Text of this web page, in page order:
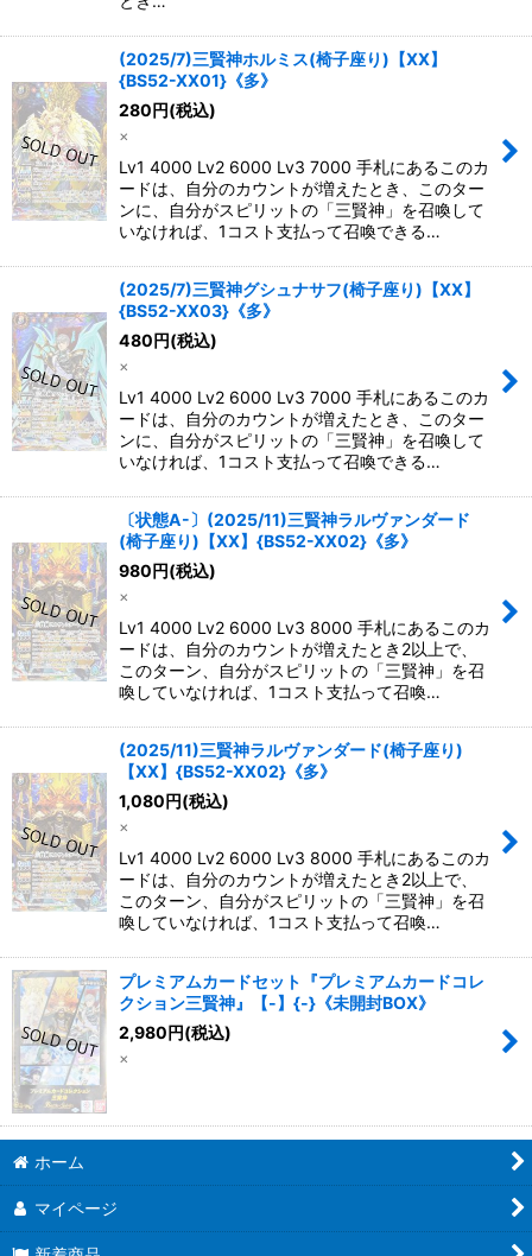
(2025/7)三賢神ホルミス(椅子座り)【XX】
{BS52-XX01}《多》
280円(税込)
×
Lv1 4000 Lv2 6000 Lv3 7000 手札にあるこのカ
ードは、自分のカウントが増えたとき、このター
ンに、自分がスピリットの「三賢神」を召喚して
いなければ、1コスト支払って召喚できる…
(2025/7)三賢神グシュナサフ(椅子座り)【XX】
{BS52-XX03}《多》
480円(税込)
×
Lv1 4000 Lv2 6000 Lv3 7000 手札にあるこのカ
ードは、自分のカウントが増えたとき、このター
ンに、自分がスピリットの「三賢神」を召喚して
いなければ、1コスト支払って召喚できる…
〔状態A-〕(2025/11)三賢神ラルヴァンダード
(椅子座り)【XX】{BS52-XX02}《多》
980円(税込)
×
Lv1 4000 Lv2 6000 Lv3 8000 手札にあるこのカ
ードは、自分のカウントが増えたとき2以上で、
このターン、自分がスピリットの「三賢神」を召
喚していなければ、1コスト支払って召喚…
(2025/11)三賢神ラルヴァンダード(椅子座り)
【XX】{BS52-XX02}《多》
1,080円(税込)
×
Lv1 4000 Lv2 6000 Lv3 8000 手札にあるこのカ
ードは、自分のカウントが増えたとき2以上で、
このターン、自分がスピリットの「三賢神」を召
喚していなければ、1コスト支払って召喚…
プレミアムカードセット『プレミアムカードコレ
クション三賢神』【-】{-}《未開封BOX》
2,980円(税込)
×
ホーム
マイページ